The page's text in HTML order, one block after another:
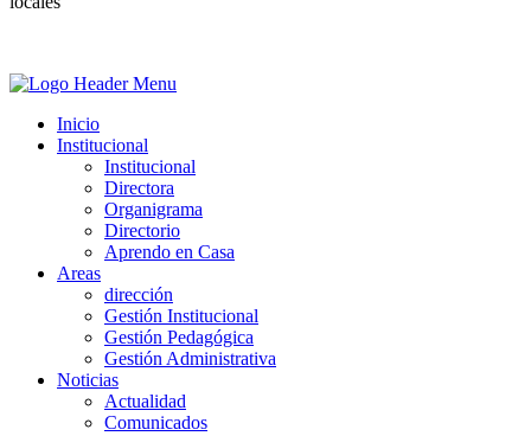
Inicio
Institucional
Institucional
Directora
Organigrama
Directorio
Aprendo en Casa
Areas
dirección
Gestión Institucional
Gestión Pedagógica
Gestión Administrativa
Noticias
Actualidad
Comunicados